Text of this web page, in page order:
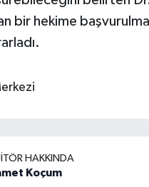
bir hekime
HAKKINDA
Koçum